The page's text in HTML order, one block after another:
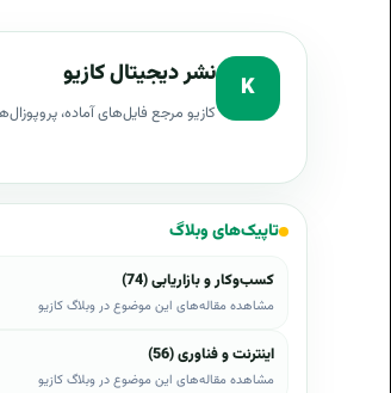
K نشر دیجیتال کازیو
کازیو مرجع فایل‌های آماده،
تاپیک‌های وبلاگ
کسب‌وکار و بازاریابی (74)
مشاهده مقاله‌های این موضوع در وبلاگ کازیو
اینترنت و فناوری (56)
مشاهده مقاله‌های این موضوع در وبلاگ کازیو